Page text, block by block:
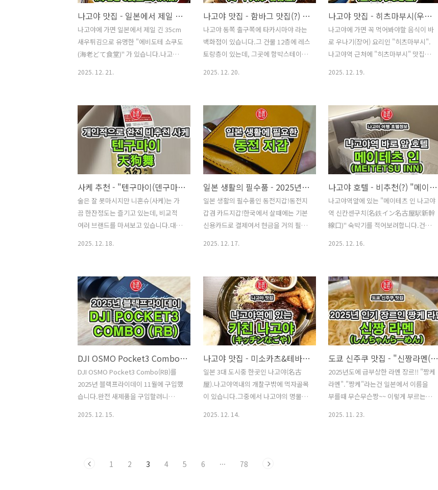
게들이 대기열로 가득했습니다."멘야
카네토라(麺や兼虎)"에 줄을 서봤습니
다.줄이 엄청 길어서 45분 기다려야 한
다고 하네요.저는 약 1시간 기다렸습니
다."멘야 카네토라(麺や兼虎)" 입구입
와서 도보 3~5분정도면 도착하는 위치
적으로 아주 좋은 호텔입니다.외관이 호
텔 주변에 APA HOTEL 이 총 3개정도
있는데, 그 중에서도 APA HOTEL
HAKATA EKI CHIKUSHIGUCHI
시간 : 연중무휴AM 11:30~PM 2:30PM
6:00~10:00 하카타역에서 걸어서 5분정
도 걸리는 곳에 있습니다. 외관스테미너
철판구이 "아이언맨" (スタミナ鉄板ア
イアンマン) 하카타점의 외관입니다.
나고야 맛집 - 일본에서 제일 긴 35cm 새우튀김 "에비도테 쇼쿠도(海老どて食堂)"
나고야에 가면 일본에서 제일 긴 35cm
새우튀김으로 유명한 "에비도테 쇼쿠도
(海老どて食堂)" 가 있습니다.나고야역
(海老どて食堂)" 가 있습니다. 외관"에
비도테 쇼쿠도(海老どて食堂)" 외관입
니다.가게 앞에는 커다란 새우튀김 간판
이 있습니다.나고야 명물 일본 최대급
35cm 새우튀김!!그럼, 안으로 들어가
보겠습니다. 내관만석이라서 조금 기다
려야 들어갈 수 있었습니다.안내해주는
자리로 안래를 받고 앉습니다.주문은
QR코드를 읽어서 표시되는 사이트에서
주문을 하면 됩니다.제가 이번에 주문한
건 바로 35cm 새우튀김!!!"特大海老ふ
2025. 12. 21.
나고야 맛집 - 함바그 맛집(?) "미트 야자와(ミート矢澤 名古屋)" 비추천
나고야 동쪽 출구쪽에 타카시마야 라는
백화점이 있습니다.그 건물 12층에 레스
토랑층이 있는데, 그곳에 함박스테이크
된 메뉴를 먹어본적이 있었는데, 생각보
다 별로였습니다.그래서 안갈려고 하다
가 주변에 음식점들이 줄을 많이 서 있
고, 이곳 "미트 야자와(ミート矢澤 名
古屋)"만 금방 들어갈 수 있어서 다시 한
번 맛보기로 했습니다. 외관"미트 야자
와(ミート矢澤 名古屋)"의 오른쪽편에
는 스시가 유명한 "미도리스시"의 나고
야점이 있습니다.저긴 사람들이 저렇게
나 많이 줄을 서 있지만, "미트 야자와
(ミート矢澤 名古屋)"는 아무도 줄을
2025. 12. 20.
나고야 맛집 - 히츠마부시(우나기) 맛집 "히루다케 우나기야(昼だけうなぎ屋)" - 후지상 계열
나고야에 가면 꼭 먹어봐야할 음식이 바
로 우나기(장어) 요리인 "히츠마부시".
나고야역 근처에 "히츠마부시" 맛집은
다.나고야의 히츠마부시 맛집 "후지상
(ふじさん)"의 계열 음식점입니다. 외
관 주소 : 〒450-0002 Aichi, Nagoya,
Nakamura Ward, Meieki, 4
Chome−13−11 M5ビル 3F영업시간 :
AM 11:00 ~ PM 2:30런치로 이용하시기
바랍니다.저녁에는 다른 장르로 바뀌는
거 같습니다. 외관나고야역 동쪽출구에
서 도보로 10분 안걸리는 곳에 있습니
다.구글 지도로 길찾기 해서 걸어가면
금방 도착합니다.조그만한 공원 같은 곳
2025. 12. 19.
사케 추천 - "텐구마이(덴구마이) / 天狗舞" 는 비추천
술은 잘 못마시지만 니혼슈(사케)는 가
끔 한잔정도는 즐기고 있는데, 비교적
여러 브랜드를 마셔보고 있습니다.대부
이즈로 구입해봤는데, 지금까지 마셔본
사케와는 전혀 다른 맛!!하지만 어떤 분
들에게는 이 맛이 맛있으니 유명한거겠
죠?"텐구마이(덴구마이) / 天狗舞" 라
는 사케입니다.니혼슈이고, 흔히 우리나
라에서는 사케라고 말하지만, 정종과 동
일한 겁니다.다만, 사케로 유명한 핫카
이산, 쿠보타 이런 사케와는 사케맛이
너무 많이 다른 술이어서 일단 작은 사이
즈로 구입하셔서 드셔보시길 권합니다.
2025. 12. 18.
일본 생활의 필수품 - 2025년도 동전지갑 구입기
일본 생활의 필수품인 동전지갑!동전지
갑겸 카드지갑!한국에서 살때에는 기본
신용카드로 결제여서 현금을 거의 필요
었어요.온라인 쇼핑은 신용카드였지만,
오프라인 매장은 현금이 기본인 곳이 많
다보니 1엔, 10엔, 50엔, 100엔, 500엔
의 잔돈이 어찌나 많이 생기던지....그래
서 동전지갑이 필요하더라고요.수년간
사용하다가 코코마이스터 라는 일본 수
제 가죽 지갑 브랜드에서 2개의 지갑도
구입해보고,키프리스 지갑도 사용하고
있었는데, 지퍼형의 경우, 두께가 조금
있어서 바지 앞쪽 포켓에 넣으니 너무 뿔
2025. 12. 17.
나고야 호텔 - 비추천(?) "메이테츠 인 나고야역 신칸센구치(名鉄イン名古屋駅新幹線口)"
나고야역앞에 있는 "메이테츠 인 나고야
역 신칸센구치(名鉄イン名古屋駅新幹
線口)" 숙박기를 적어보려합니다.건물
는 못할거 같아요.하지만, 여행이어서
호텔에 늦게 들어와서 일찍 나간다면 나
름 괜찮은거 같아요.저는 출장으로 이용
한거여서 호텔에서 일도 해야하고 해서
호텔에서 보내는 시간이 조금 긴편이었
는데 그래서 그렇게 추천할 정도는 아니
었는데, 그냥 여행이면 추천할만하다라
는 정도입니다.숙박기를 정리해보았으
니 참고하세요.2025년 11월 26일 ~ 12
월 1일의 5박 6일간 숙박했습니다. 외관
2025. 12. 16.
DJI OSMO Pocket3 Combo(RB)를 2025년 블랙프라이데이 가격!
DJI OSMO Pocket3 Combo(RB)를
2025년 블랙프라이데이 11월에 구입했
습니다.완전 새제품을 구입할려니
을거 같아서 리퍼로 구입해봤어요.일본
2025. 12. 15.
나고야 맛집 - 미소카츠&테바사키 "키친 나고야(キッチンなごや)" - 나고야역 먹자골목
일본 3대 도시중 한곳인 나고야(名古
屋).나고야역내의 개찰구밖에 먹자골목
이 있습니다.그중에서 나고야의 명물인
관"키친 나고야(キッチンなごや)"의
2025. 12. 14.
도쿄 신주쿠 맛집 - "신짱라멘(しんちゃんラーメン)" 추천 맛집!
2025년도에 급부상한 라멘 장르!! "짱케
라멘"."짱케"라는건 일본에서 이름을
부를때 무슨무슨짱~~ 이렇게 부르는데
2025. 11. 23.
1 2 3 4 5 6 ··· 78